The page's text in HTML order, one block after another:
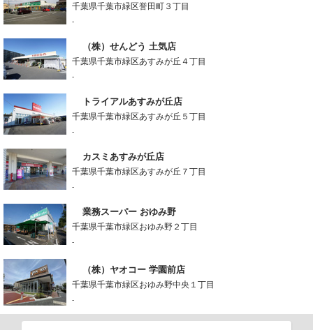
千葉県千葉市緑区誉田町３丁目
-
（株）せんどう 土気店
千葉県千葉市緑区あすみが丘４丁目
-
トライアルあすみが丘店
千葉県千葉市緑区あすみが丘５丁目
-
カスミあすみが丘店
千葉県千葉市緑区あすみが丘７丁目
-
業務スーパー おゆみ野
千葉県千葉市緑区おゆみ野２丁目
-
（株）ヤオコー 学園前店
千葉県千葉市緑区おゆみ野中央１丁目
-